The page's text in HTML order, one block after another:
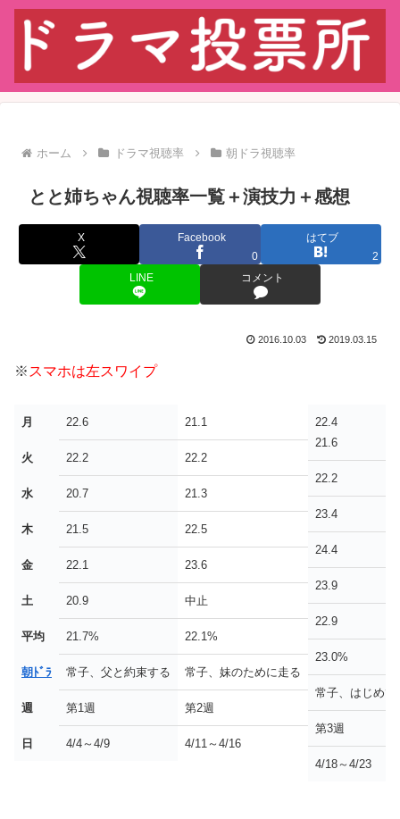
ホーム ドラマ視聴率 朝ドラ視聴率
とと姉ちゃん視聴率一覧＋演技力＋感想
X
Facebook
0
はてブ
2
LINE
コメント
2016.10.03 2019.03.15
※ スマホは左スワイプ
月
火
水
木
金
土
平均
朝ﾄﾞﾗ
週
日
22.6
22.2
20.7
21.5
22.1
20.9
21.7%
常子、父と約束する
第1週
4/4～4/9
21.1
22.2
21.3
22.5
23.6
中止
22.1%
常子、妹のために走る
第2週
4/11～4/16
22.4
21.6
22.2
23.4
24.4
23.9
22.9
23.0%
常子、はじめて
第3週
4/18～4/23